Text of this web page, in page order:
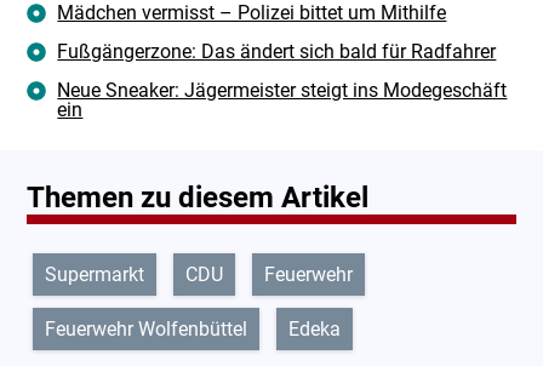
Mädchen vermisst – Polizei bittet um Mithilfe
Fußgängerzone: Das ändert sich bald für Radfahrer
Neue Sneaker: Jägermeister steigt ins Modegeschäft
ein
Themen zu diesem Artikel
Supermarkt CDU Feuerwehr
Feuerwehr Wolfenbüttel Edeka